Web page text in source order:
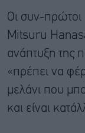
Οι συν-
Mitsuru
ανάπτυξη της
«πρέπει να
μελάνι που
και είναι